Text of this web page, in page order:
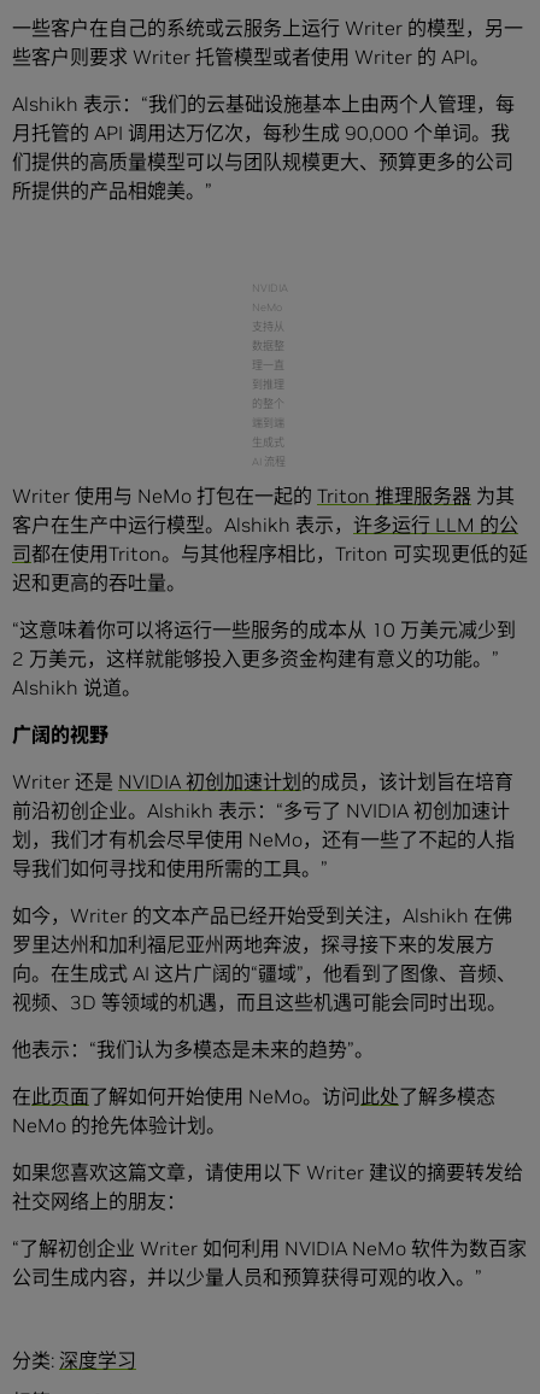
一些客户在自己的系统或云服务上运行 Writer 的模型，另一
些客户则要求 Writer 托管模型或者使用 Writer 的 API。
Alshikh 表示：“我们的云基础设施基本上由两个人管理，每
月托管的 API 调用达万亿次，每秒生成 90,000 个单词。我
们提供的高质量模型可以与团队规模更大、预算更多的公司
所提供的产品相媲美。”
NVIDIA
NeMo
支持从
数据整
理一直
到推理
的整个
端到端
生成式
AI 流程
Writer 使用与 NeMo 打包在一起的 Triton 推理服务器 为其
客户在生产中运行模型。Alshikh 表示， 许多运行 LLM 的公
司都在使用Triton。与其他程序相比，Triton 可实现更低的延
迟和更高的吞吐量。
“这意味着你可以将运行一些服务的成本从 10 万美元减少到
2 万美元，这样就能够投入更多资金构建有意义的功能。”
Alshikh 说道。
广阔的视野
Writer 还是 NVIDIA 初创加速计划 的成员，该计划旨在培育
前沿初创企业。Alshikh 表示：“多亏了 NVIDIA 初创加速计
划，我们才有机会尽早使用 NeMo，还有一些了不起的人指
导我们如何寻找和使用所需的工具。”
如今，Writer 的文本产品已经开始受到关注，Alshikh 在佛
罗里达州和加利福尼亚州两地奔波，探寻接下来的发展方
向。在生成式 AI 这片广阔的“疆域”，他看到了图像、音频、
视频、3D 等领域的机遇，而且这些机遇可能会同时出现。
他表示：“我们认为多模态是未来的趋势”。
在此页面了解如何开始使用 NeMo。访问 此处了解多模态
NeMo 的抢先体验计划。
如果您喜欢这篇文章，请使用以下 Writer 建议的摘要转发给
社交网络上的朋友：
“了解初创企业 Writer 如何利用 NVIDIA NeMo 软件为数百家
公司生成内容，并以少量人员和预算获得可观的收入。”
分类: 深度学习